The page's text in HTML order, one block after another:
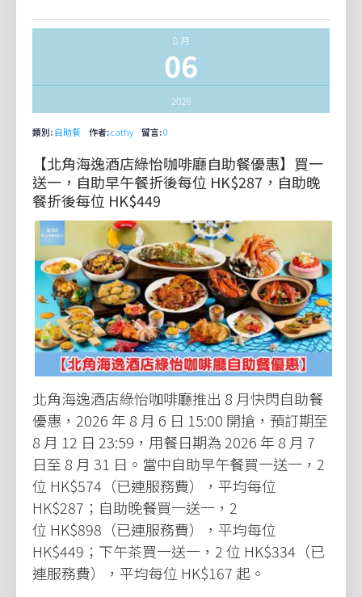
8 月
06
2026
類別:自助餐 作者:cathy 留言:0
【北角海逸酒店綠怡咖啡廳自助餐優惠】買一
送一，自助早午餐折後每位 HK$287，自助晚
餐折後每位 HK$449
北角海逸酒店綠怡咖啡廳推出 8 月快閃自助餐
優惠，2026 年 8 月 6 日 15:00 開搶，預訂期至
8 月 12 日 23:59，用餐日期為 2026 年 8 月 7
日至 8 月 31 日。當中自助早午餐買一送一，2
位 HK$574（已連服務費），平均每位
HK$287；自助晚餐買一送一，2
位 HK$898（已連服務費），平均每位
HK$449；下午茶買一送一，2 位 HK$334（已
連服務費），平均每位 HK$167 起。